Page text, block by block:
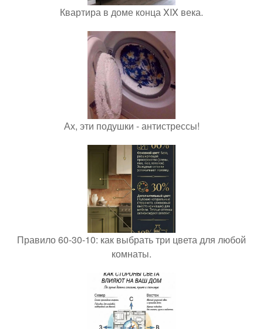
Квартира в доме конца XIX века.
Ах, эти подушки - антистрессы!
Правило 60-30-10: как выбрать три цвета для любой
комнаты.